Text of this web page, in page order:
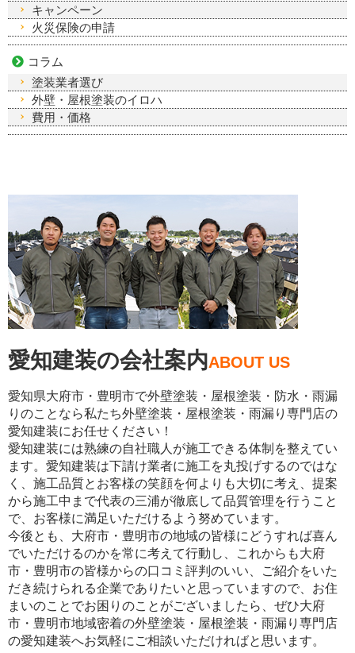
キャンペーン
火災保険の申請
コラム
塗装業者選び
外壁・屋根塗装のイロハ
費用・価格
愛知建装の会社案内ABOUT US
愛知県大府市・豊明市で外壁塗装・屋根塗装・防水・雨漏
りのことなら私たち外壁塗装・屋根塗装・雨漏り専門店の
愛知建装にお任せください！
愛知建装には熟練の自社職人が施工できる体制を整えてい
ます。愛知建装は下請け業者に施工を丸投げするのではな
く、施工品質とお客様の笑顔を何よりも大切に考え、提案
から施工中まで代表の三浦が徹底して品質管理を行うこと
で、お客様に満足いただけるよう努めています。
今後とも、大府市・豊明市の地域の皆様にどうすれば喜ん
でいただけるのかを常に考えて行動し、これからも大府
市・豊明市の皆様からの口コミ評判のいい、ご紹介をいた
だき続けられる企業でありたいと思っていますので、お住
まいのことでお困りのことがございましたら、ぜひ大府
市・豊明市地域密着の外壁塗装・屋根塗装・雨漏り専門店
の愛知建装へお気軽にご相談いただければと思います。